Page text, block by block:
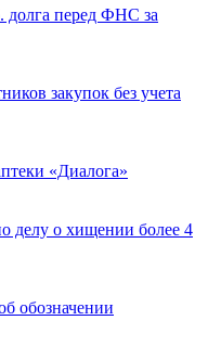
долга перед ФНС за
закупок без учета
«Диалога»
делу о хищении более 4
обозначении